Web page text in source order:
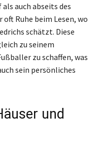
auch abseits des
Ruhe beim Lesen, wo
schätzt. Diese
zu seinem
zu schaffen, was
sein persönliches
und